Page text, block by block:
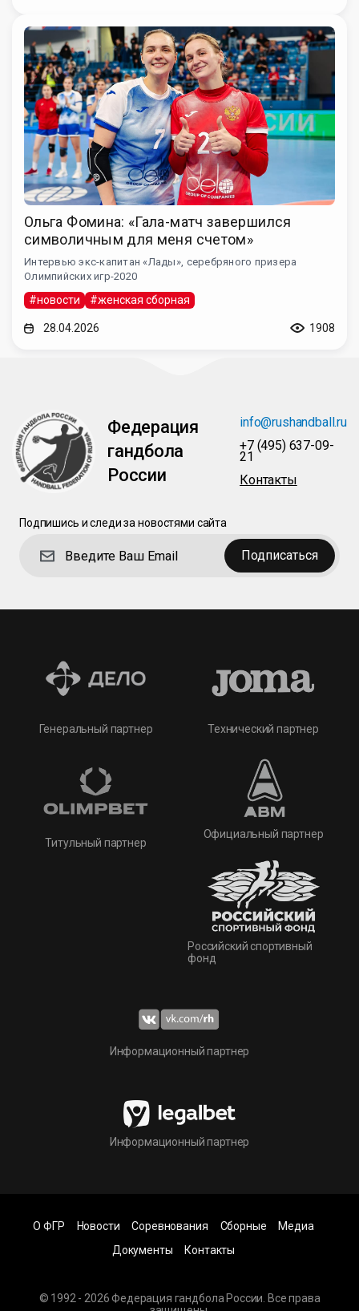
Ольга Фомина: «Гала-матч завершился
символичным для меня счетом»
Интервью экс-капитан «Лады», серебряного призера
Олимпийских игр-2020
#новости #женская сборная
28.04.2026 1908
Федерация
гандбола
России
info@rushandball.ru
+7 (495) 637-09-
21
Контакты
Подпишись и следи за новостями сайта
Подписаться
Генеральный партнер
Титульный партнер
Технический партнер
Официальный партнер
Российский спортивный
фонд
Информационный партнер
Информационный партнер
© 1992 - 2026 Федерация гандбола России. Все права
О ФГР Новости Соревнования Сборные
Медиа
Документы
Контакты